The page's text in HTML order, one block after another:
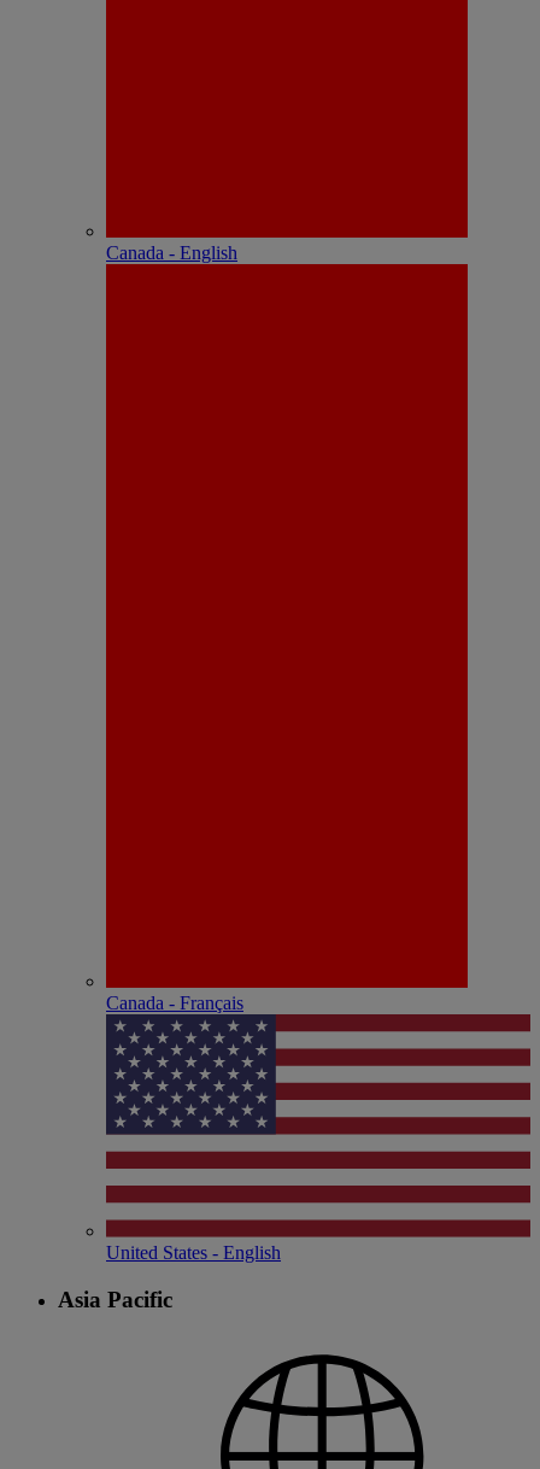
Canada - English
Canada - Français
United States - English
Asia Pacific